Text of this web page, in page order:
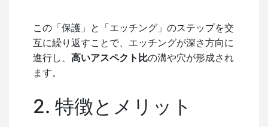
この「保護」と「エッチング」のステップを交
互に繰り返すことで、エッチングが深さ方向に
進行し、 高いアスペクト比の溝や穴が形成され
ます。
2. 特徴とメリット